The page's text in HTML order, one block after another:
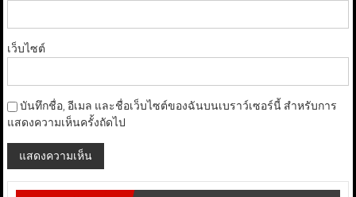
เว็บไซต์
บันทึกชื่อ, อีเมล และชื่อเว็บไซต์ของฉันบนเบราว์เซอร์นี้ สำหรับการ
แสดงความเห็นครั้งถัดไป